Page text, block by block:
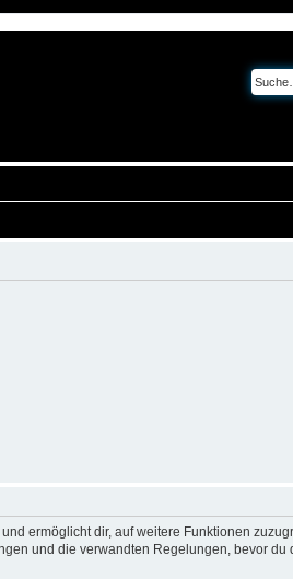
ermöglicht dir, auf weitere Funktionen
und die verwandten Regelungen, bevor du